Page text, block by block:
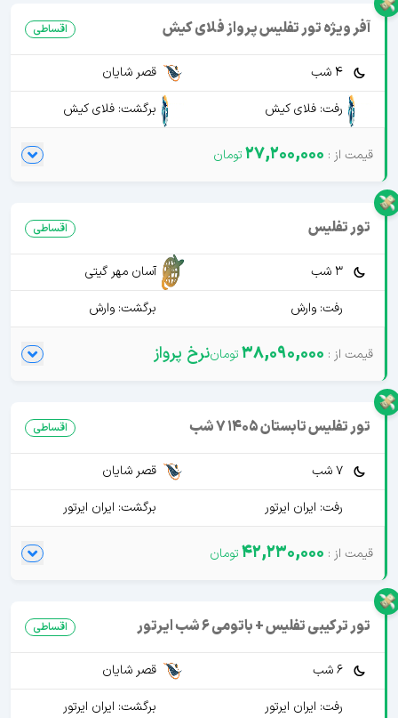
آفر ویژه تور تفلیس پرواز فلای کیش اقساطی
4 شب
قصر شایان
رفت: فلای کیش
برگشت: فلای کیش
27,200,000
تور تفلیس اقساطی
3 شب
آسان مهر گیتی
رفت: وارش
برگشت: وارش
38,090,000 نرخ پرواز
تور تفلیس تابستان 1405 7 شب اقساطی
7 شب
قصر شایان
رفت: ایران ایرتور
برگشت: ایران ایرتور
42,230,000
تور ترکیبی تفلیس + باتومی 6 شب ایرتور اقساطی
6 شب
قصر شایان
رفت: ایران ایرتور
برگشت: ایران ایرتور